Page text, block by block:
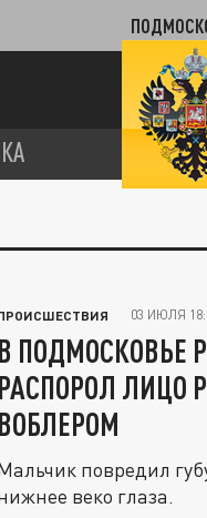
03 ИЮЛЯ
В ПОДМОСКОВЬЕ
РАСПОРОЛ ЛИЦО
ВОБЛЕРОМ
повредил
веко глаза.